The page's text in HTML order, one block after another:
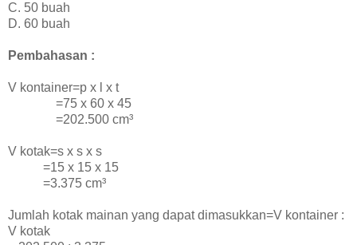
C. 50 buah
D. 60 buah
Pembahasan :
V kontainer=p x l x t
=75 x 60 x 45
=202.500 cm³
V kotak=s x s x s
=15 x 15 x 15
=3.375 cm³
Jumlah kotak mainan yang dapat dimasukkan=V kontainer :
V kotak